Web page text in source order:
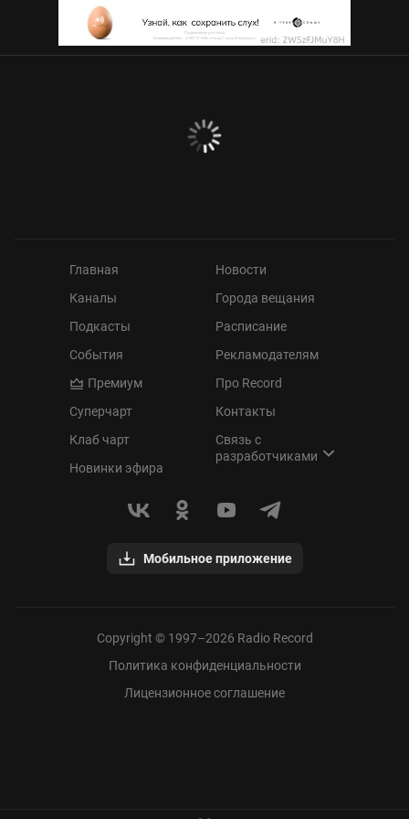
Главная
Каналы
Подкасты
События
Премиум
Суперчарт
Клаб чарт
Новинки эфира
Новости
Города вещания
Расписание
Рекламодателям
Про Record
Контакты
Связь с
разработчиками
Мобильное приложение
Copyright © 1997–2026 Radio Record
Политика конфиденциальности
Лицензионное соглашение